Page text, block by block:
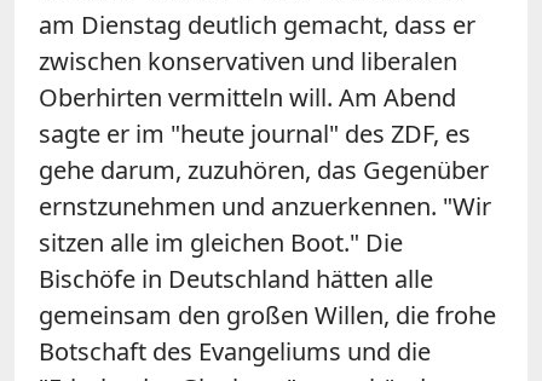
am Dienstag deutlich gemacht, dass er
zwischen konservativen und liberalen
Oberhirten vermitteln will. Am Abend
sagte er im "heute journal" des ZDF, es
gehe darum, zuzuhören, das Gegenüber
ernstzunehmen und anzuerkennen. "Wir
sitzen alle im gleichen Boot." Die
Bischöfe in Deutschland hätten alle
gemeinsam den großen Willen, die frohe
Botschaft des Evangeliums und die